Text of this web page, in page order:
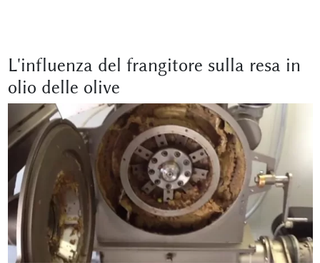
L'influenza del frangitore sulla resa in
olio delle olive